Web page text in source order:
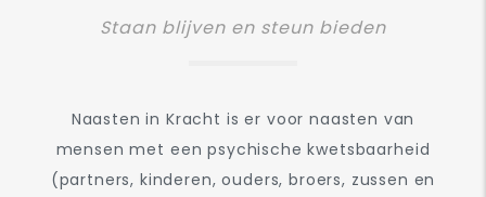
Staan blijven en steun bieden
Naasten in Kracht is er voor naasten van
mensen met een psychische kwetsbaarheid
(partners, kinderen, ouders, broers, zussen en